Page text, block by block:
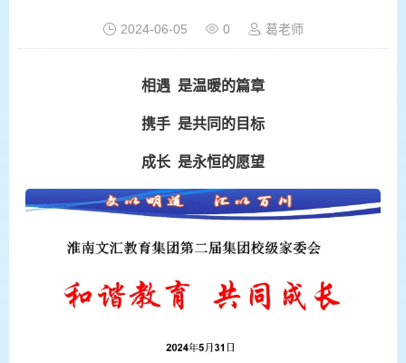
2024-06-05 0 葛老师
相遇 是温暖的篇章
携手 是共同的目标
成长 是永恒的愿望